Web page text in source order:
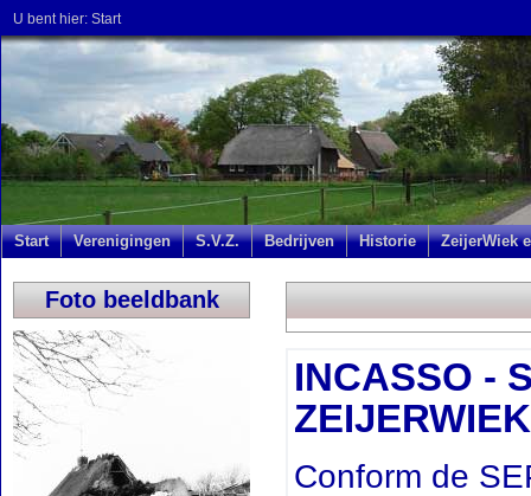
U bent hier: Start
Start Verenigingen S.V.Z. Bedrijven Historie ZeijerWiek
Foto beeldbank
INCASSO -
ZEIJERWIEK
Conform de